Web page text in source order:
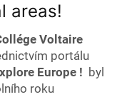
areas!
Voltaire
portálu
Europe ! byl
roku